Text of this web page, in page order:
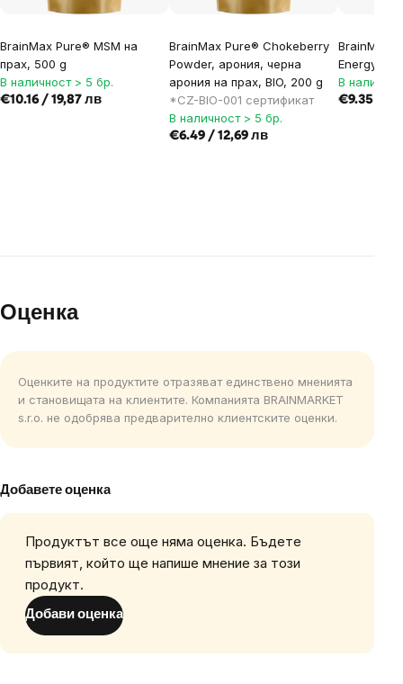
BrainMax Pure® MSM на
прах, 500 g
В наличност > 5 бр.
€10.16 / 19,87 лв
BrainMax Pure® Chokeberry
Powder, арония, черна
арония на прах, BIO, 200 g
*CZ-BIO-001 сертификат
В наличност > 5 бр.
€6.49 / 12,69 лв
BrainMax
Energy,
В
€9.35 /
Оценка
Оценките на продуктите отразяват единствено мненията
и становищата на клиентите. Компанията BRAINMARKET
s.r.o. не одобрява предварително клиентските оценки.
Добавете оценка
Продуктът все още няма оценка. Бъдете
първият, който ще напише мнение за този
продукт.
Добави оценка